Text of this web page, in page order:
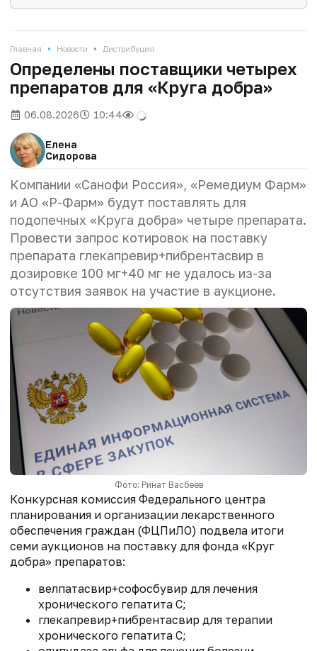
Главная • Новости • Дистрибуция
Определены поставщики четырех
препаратов для «Круга добра»
06.08.2026 10:44
Елена
Сидорова
Компании «Санофи Россия», «Ремедиум Фарм»
и АО «Р-Фарм» будут поставлять для
подопечных «Круга добра» четыре препарата.
Провести запрос котировок на поставку
препарата глекапревир+пибрентасвир в
дозировке 100 мг+40 мг не удалось из-за
отсутствия заявок на участие в аукционе.
Фото: Ринат Васбеев
Конкурсная комиссия Федерального центра
планирования и организации лекарственного
обеспечения граждан (ФЦПиЛО) подвела итоги
семи аукционов на поставку для фонда «Круг
добра» препаратов:
велпатасвир+софосбувир для лечения
хронического гепатита С;
глекапревир+пибрентасвир для терапии
хронического гепатита С;